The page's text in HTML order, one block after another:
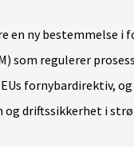
en ny bestemmelse
som regulerer
fornybardirektiv,
og driftssikkerhet i